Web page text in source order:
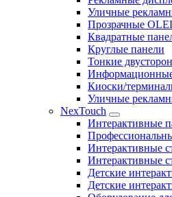
Уличные
Прозрачные
Квадратные
Круглые панели
Тонкие
Киоски/
Уличные
NexTouch
Интерактивные
Интерактивные
Интерактивные
Детские
Детские